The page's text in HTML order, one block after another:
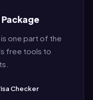
one part of the
free tools to
Checker